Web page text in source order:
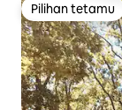
Pilihan tetamu
Pilihan tetamu